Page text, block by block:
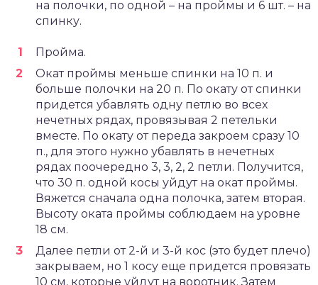
на полочки, по одной – на проймы и 6 шт. – на
спинку.
Пройма.
Окат проймы меньше спинки на 10 п. и
больше полочки на 20 п. По окату от спинки
придется убавлять одну петлю во всех
нечетных рядах, провязывая 2 петельки
вместе. По окату от переда закроем сразу 10
п., для этого нужно убавлять в нечетных
рядах поочередно 3, 3, 2, 2 петли. Получится,
что 30 п. одной косы уйдут на окат проймы.
Вяжется сначала одна полочка, затем вторая.
Высоту оката проймы соблюдаем на уровне
18 см.
Далее петли от 2-й и 3-й кос (это будет плечо)
закрываем, но 1 косу еще придется провязать
10 см, которые уйдут на воротник. Затем